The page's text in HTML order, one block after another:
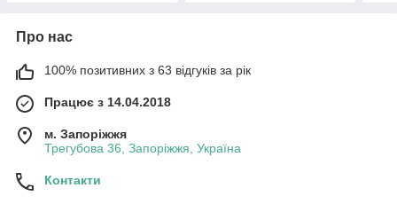
Про нас
100% позитивних з 63 відгуків за рік
Працює з 14.04.2018
м. Запоріжжя
Трегубова 36, Запоріжжя, Україна
Контакти